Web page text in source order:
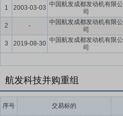
1 2003-03-03 中国航发成都发动机有限公
司
2 -
中国航发成都发动机有限公
司
3 2019-08-30 中国航发成都发动机有限公
司
航发科技并购重组
序号 交易标的